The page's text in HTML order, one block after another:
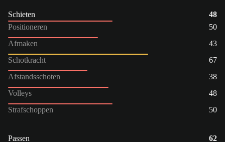
Schieten
48
Positioneren
50
Afmaken
43
Schotkracht
67
Afstandsschoten
38
Volleys
48
Strafschoppen
50
Passen
62